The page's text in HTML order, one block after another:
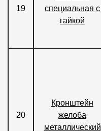
19
специальная с
гайкой
20
Кронштейн
желоба
металлический